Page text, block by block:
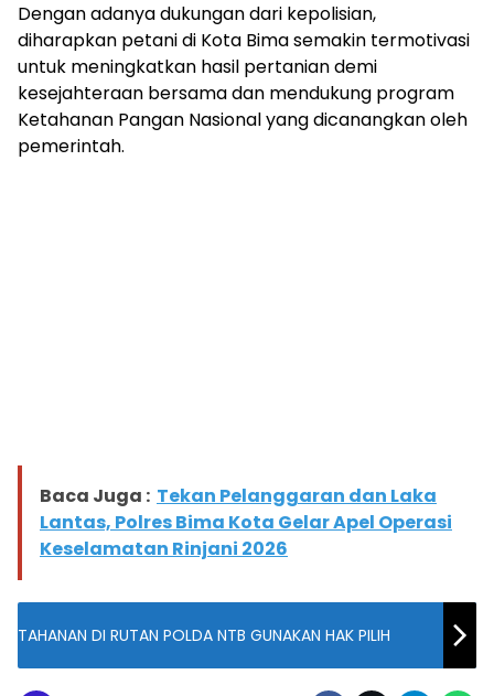
Dengan adanya dukungan dari kepolisian,
diharapkan petani di Kota Bima semakin termotivasi
untuk meningkatkan hasil pertanian demi
kesejahteraan bersama dan mendukung program
Ketahanan Pangan Nasional yang dicanangkan oleh
pemerintah.
Baca Juga : Tekan Pelanggaran dan Laka
Lantas, Polres Bima Kota Gelar Apel Operasi
Keselamatan Rinjani 2026
TAHANAN DI RUTAN POLDA NTB GUNAKAN HAK PILIH